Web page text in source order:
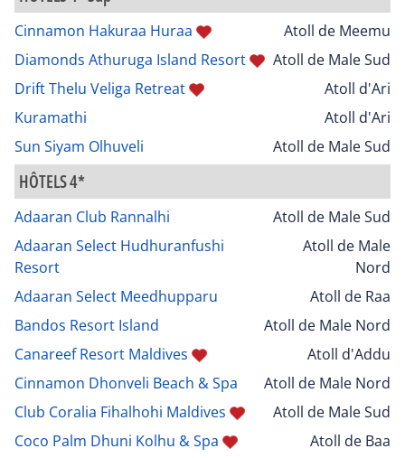
Cinnamon Hakuraa Huraa
Atoll de Meemu
Diamonds Athuruga Island Resort
Atoll de Male Sud
Drift Thelu Veliga Retreat
Atoll d'Ari
Kuramathi
Atoll d'Ari
Sun Siyam Olhuveli
Atoll de Male Sud
HÔTELS 4*
Adaaran Club Rannalhi
Atoll de Male Sud
Adaaran Select Hudhuranfushi
Resort
Atoll de Male
Nord
Adaaran Select Meedhupparu
Atoll de Raa
Bandos Resort Island
Atoll de Male Nord
Canareef Resort Maldives
Atoll d'Addu
Cinnamon Dhonveli Beach & Spa
Atoll de Male Nord
Club Coralia Fihalhohi Maldives
Atoll de Male Sud
Coco Palm Dhuni Kolhu & Spa
Atoll de Baa